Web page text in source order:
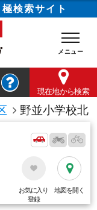
極検索サイト
現在地から検索
野並小学校北
お気に入り
登録
地図を開く